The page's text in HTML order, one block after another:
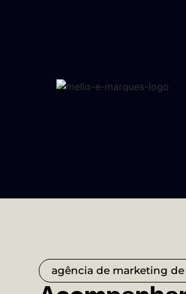
agência de marketing